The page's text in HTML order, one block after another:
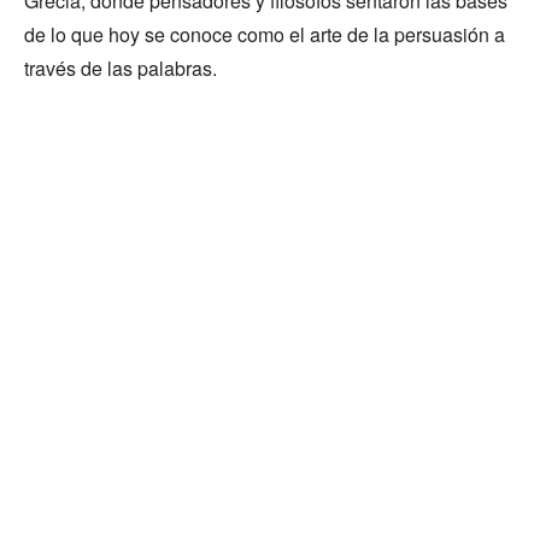
de lo que hoy se conoce como el arte de la persuasión a
través de las palabras.